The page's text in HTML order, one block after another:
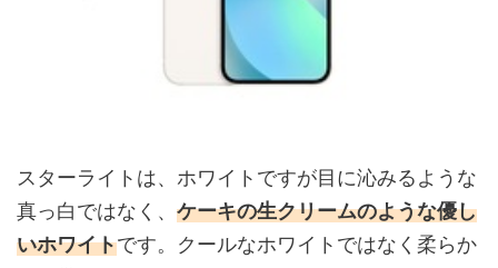
スターライトは、ホワイトですが目に沁みるような
真っ白ではなく、 ケーキの生クリームのような優し
いホワイトです。クールなホワイトではなく柔らか